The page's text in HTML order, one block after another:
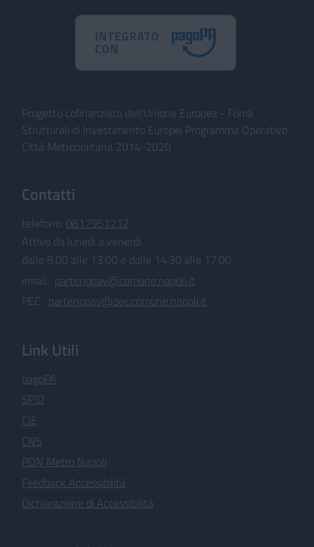
Progetto cofinanziato dall'Unione Europea - Fondi
Strutturali di Investimento Europei Programma Operativo
Città Metropolitana 2014-2020
Contatti
telefono: 0817951212
Attivo da lunedì a venerdì
dalle 8.00 alle 13.00 e dalle 14.30 alle 17.00
email: partenopay@comune.napoli.it
PEC: partenopay@pec.comune.napoli.it
Link Utili
pagoPA
SPID
CIE
CNS
PON Metro Napoli
Feedback Accessibilità
Dichiarazione di Accessibilità